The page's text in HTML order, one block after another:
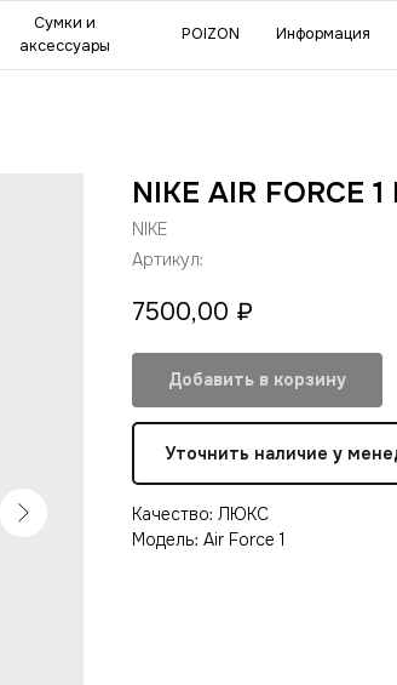
Информация
NIKE AIR FORCE
NIKE
Артикул:
7500,00 ₽
Добавить в корзину
Уточнить наличие у
Качество: ЛЮКС
Модель: Air Force 1